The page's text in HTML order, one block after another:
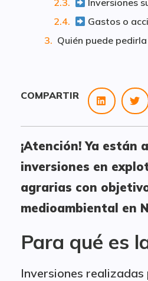
COMPARTIR
¡Atención! Ya están
inversiones en
agrarias con
medioambiental en
Para qué es
Inversiones
Inversiones
Gastos o
Quién puede pedirla